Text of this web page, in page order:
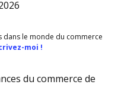
dans le monde du commerce
moi !
du commerce de